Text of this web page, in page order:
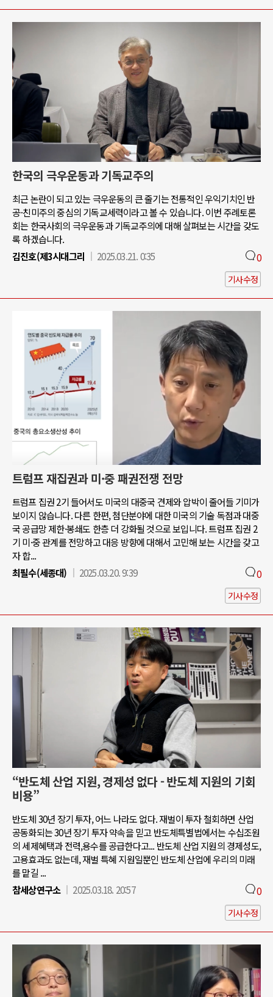
한국의 극우운동과 기독교주의
최근 논란이 되고 있는 극우운동의 큰 줄기는 전통적인 우익기치인 반
공-친미주의 중심의 기독교세력이라고 볼 수 있습니다. 이번 주례토론
회는 한국사회의 극우운동과 기독교주의에 대해 살펴보는 시간을 갖도
록 하겠습니다.
김진호(제3시대그리
2025.03.21. 0:35 0
기사수정
트럼프 재집권과 미·중 패권전쟁 전망
트럼프 집권 2기 들어서도 미국의 대중국 견제와 압박이 줄어들 기미가
보이지 않습니다. 다른 한편, 첨단분야에 대한 미국의 기술 독점과 대중
국 공급망 제한·봉쇄도 한층 더 강화될 것으로 보입니다. 트럼프 집권 2
기 미·중 관계를 전망하고 대응 방향에 대해서 고민해 보는 시간을 갖고
자 합...
최필수(세종대)
2025.03.20. 9:39 0
기사수정
“반도체 산업 지원, 경제성 없다 - 반도체 지원의 기회
비용”
반도체 30년 장기 투자, 어느 나라도 없다. 재벌이 투자 철회하면 산업
공동화되는 30년 장기 투자 약속을 믿고 반도체특별법에서는 수십조원
의 세제혜택과 전력,용수를 공급한다고... 반도체 산업 지원의 경제성도,
고용효과도 없는데, 재벌 특혜 지원일뿐인 반도체 산업에 우리의 미래
를 맡길 ...
참세상연구소
2025.03.18. 20:57 0
기사수정